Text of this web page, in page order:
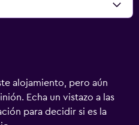
alojamiento, pero aún
Echa un vistazo a las
para decidir si es la